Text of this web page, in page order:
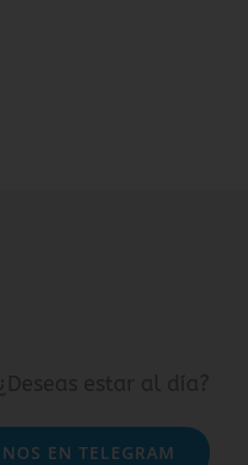
¿Deseas estar al día?
EN TELEGRAM